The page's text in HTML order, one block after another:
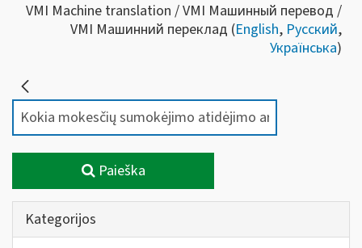
VMI Machine translation / VMI Машинный перевод /
VMI Машинний переклад (English, Русский,
Українська)
Paieška
Kategorijos